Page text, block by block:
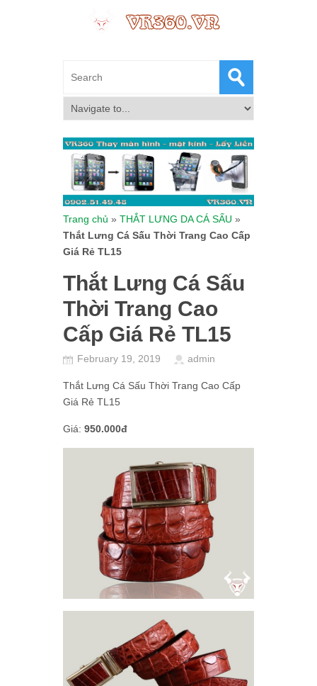
Trang chủ » THẮT LƯNG DA CÁ SẤU »
Thắt Lưng Cá Sấu Thời Trang Cao Cấp
Giá Rẻ TL15
Thắt Lưng Cá Sấu
Thời Trang Cao
Cấp Giá Rẻ TL15
February 19, 2019 admin
Thắt Lưng Cá Sấu Thời Trang Cao Cấp
Giá Rẻ TL15
Giá: 950.000đ